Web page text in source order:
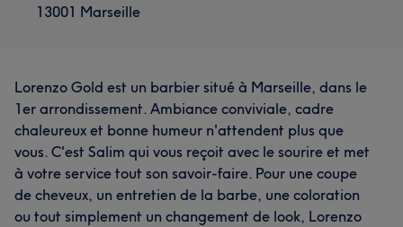
13001 Marseille
Lorenzo Gold est un barbier situé à Marseille, dans le
1er arrondissement. Ambiance conviviale, cadre
chaleureux et bonne humeur n'attendent plus que
vous. C'est Salim qui vous reçoit avec le sourire et met
à votre service tout son savoir-faire. Pour une coupe
de cheveux, un entretien de la barbe, une coloration
ou tout simplement un changement de look, Lorenzo